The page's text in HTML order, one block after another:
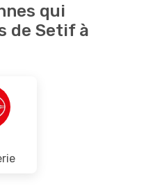
qui
de Setif à